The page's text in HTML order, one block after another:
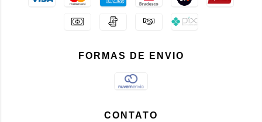
FORMAS DE ENVIO
CONTATO